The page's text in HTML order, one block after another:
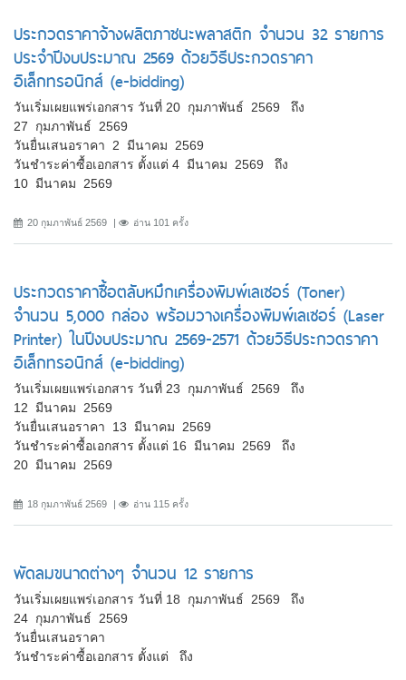
ประกวดราคาจ้างผลิตภาชนะพลาสติก จำนวน 32 รายการ
ประจำปีงบประมาณ 2569 ด้วยวิธีประกวดราคา
อิเล็กทรอนิกส์ (e-bidding)
วันเริ่มเผยแพร่เอกสาร วันที่ 20 กุมภาพันธ์ 2569 ถึง
27 กุมภาพันธ์ 2569
วันยื่นเสนอราคา 2 มีนาคม 2569
วันชำระค่าซื้อเอกสาร ตั้งแต่ 4 มีนาคม 2569 ถึง
10 มีนาคม 2569
20 กุมภาพันธ์ 2569 อ่าน 101 ครั้ง
ประกวดราคาซื้อตลับหมึกเครื่องพิมพ์เลเซอร์ (Toner)
จำนวน 5,000 กล่อง พร้อมวางเครื่องพิมพ์เลเซอร์ (Laser
Printer) ในปีงบประมาณ 2569-2571 ด้วยวิธีประกวดราคา
อิเล็กทรอนิกส์ (e-bidding)
วันเริ่มเผยแพร่เอกสาร วันที่ 23 กุมภาพันธ์ 2569 ถึง
12 มีนาคม 2569
วันยื่นเสนอราคา 13 มีนาคม 2569
วันชำระค่าซื้อเอกสาร ตั้งแต่ 16 มีนาคม 2569 ถึง
20 มีนาคม 2569
18 กุมภาพันธ์ 2569 อ่าน 115 ครั้ง
พัดลมขนาดต่างๆ จำนวน 12 รายการ
วันเริ่มเผยแพร่เอกสาร วันที่ 18 กุมภาพันธ์ 2569 ถึง
24 กุมภาพันธ์ 2569
วันยื่นเสนอราคา
วันชำระค่าซื้อเอกสาร ตั้งแต่ ถึง